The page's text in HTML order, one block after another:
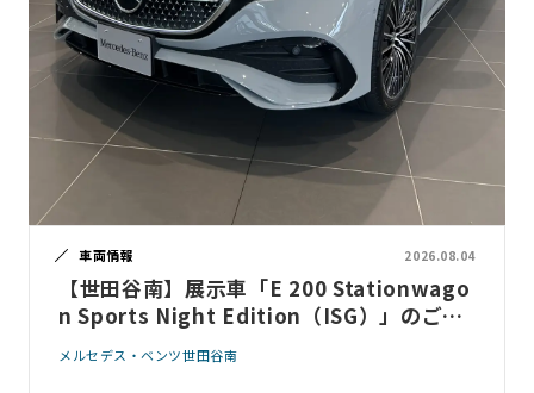
車両情報 2026.08.04
【世田谷南】展示車「E 200 Stationwago
n Sports Night Edition（ISG）」のご案
内
メルセデス・ベンツ世田谷南